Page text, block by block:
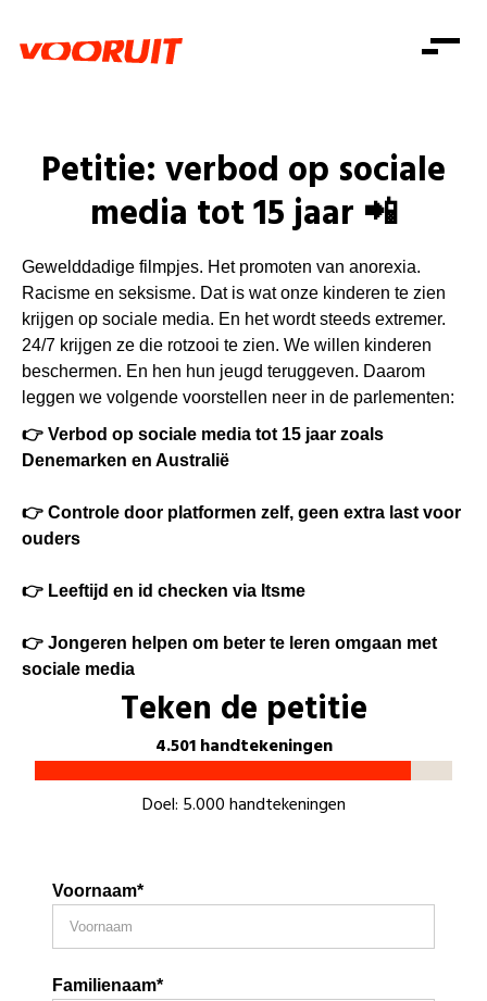
Zorg
Gelijke kansen
Welzijn
Consumentenbescherming
Pensioenen
Kinderen en jongeren
Onze mensen
Standpunten
Vacatures
Doe mee
Doe mee
Word lid
Mis niets
Shop
Login
Login
Doe mee
Petitie: verbod op sociale
media tot 15 jaar 📲
Gewelddadige filmpjes. Het promoten van anorexia.
Racisme en seksisme. Dat is watonze kinderen te zien
krijgen op sociale media. En het wordt steeds extremer.
24/7 krijgen ze die rotzooi te zien. We willen kinderen
beschermen. En hen hun jeugd teruggeven. Daarom
leggen we volgende voorstellen neer in de parlementen:
👉 Verbod op sociale media tot 15 jaar zoals
Denemarken en Australië
👉 Controle door platformen zelf, geen extra last voor
ouders
👉 Leeftijd en id checken via Itsme
👉 Jongeren helpen om beter te leren omgaan met
sociale media
Teken de petitie
4.501 handtekeningen
Doel: 5.000 handtekeningen
Voornaam*
Familienaam*